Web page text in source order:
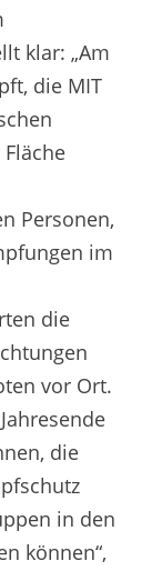
klar: „Am
die MIT
Personen,
im
die
vor Ort.
die
in den
können“,